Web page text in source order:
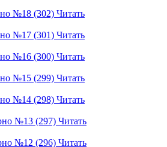
№18 (302) Читать
№17 (301) Читать
№16 (300) Читать
№15 (299) Читать
№14 (298) Читать
№13 (297) Читать
№12 (296) Читать